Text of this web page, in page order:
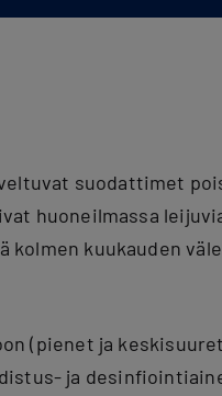
suodattimet
huoneilmassa
kolmen kuukauden
(pienet ja
ja